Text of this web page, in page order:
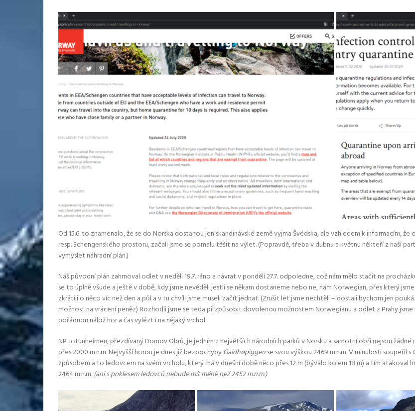
Od 15.6. to znamenalo, že se do Norska dostanou jen skandinávské země vyjma Švédska, ale vzhledem k informacím,
resp. Schengenského prostoru, začali jsme se pomalu těšit na výlet. (Popravdě, třeba v dubnu a květnu někteří z naší
vymyslet náhradní plán.)
Náš původní plán zahrnoval odlet v neděli 19.7. ráno a návrat v pondělí 27.7. odpoledne, což nám mělo stačit na
se to úplně všude a ještě v době, kdy jsme nevěděli jestli se někam dostaneme nebo ne, nám Norwegian, přes který
zkrátili o něco víc než den a půl a v tu chvíli jsme museli začít jednat. (Zrušit let jsme nechtěli – dostali bychom jen
možnost na vrácení peněz) Rozhodli jsme se teda přizpůsobit dovolenou možnostem Norwegianu a odlet z Prahy jsme
pořádnou nálož hor a čas vylézt i na nějaký vrchol.
NP Jotunheimen, přezdívaný Domov Obrů, je jedním z největších národních parků v Norsku a samotní obři nejsou
přes 2000 m.n.m. Nejvyšší horou je dnes již bezpochybyGaldhøpiggense svou výškou 2469 m.n.m. V minulosti soupeřil s
způsobem a to ledovcem na svém vrcholu, který má v dnešní době něco přes 12 m (bývalo kolem 18 m) a tím atakoval
2464 m.n.m.(ani s poklesem ledovců nebude mít méně než 2452 m.n.m.)